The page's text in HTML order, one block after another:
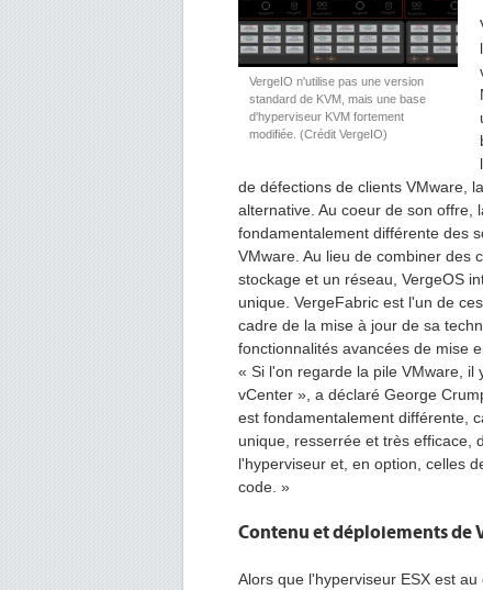
VergeIO n'utilise pas une version
standard de KVM, mais une base
d'hyperviseur KVM fortement
modifiée. (Crédit VergeIO)
de défections de clients VMware,
alternative. Au coeur de son offre,
fondamentalement différente des
VMware. Au lieu de combiner des
stockage et un réseau, VergeOS
unique. VergeFabric est l'un de
cadre de la mise à jour de sa
fonctionnalités avancées de mise
« Si l'on regarde la pile VMware, il
vCenter », a déclaré George
est fondamentalement différente,
unique, resserrée et très efficace,
l'hyperviseur et, en option, celles
code. »
Contenu et déploiements de
Alors que l'hyperviseur ESX est